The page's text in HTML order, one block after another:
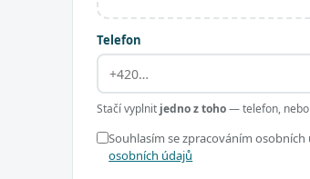
Telefon
Stačí vyplnit jedno z toho— telefon,
Souhlasím se zpracováním
osobních údajů